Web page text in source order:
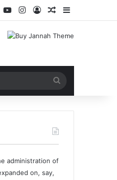
administration of
on, say,